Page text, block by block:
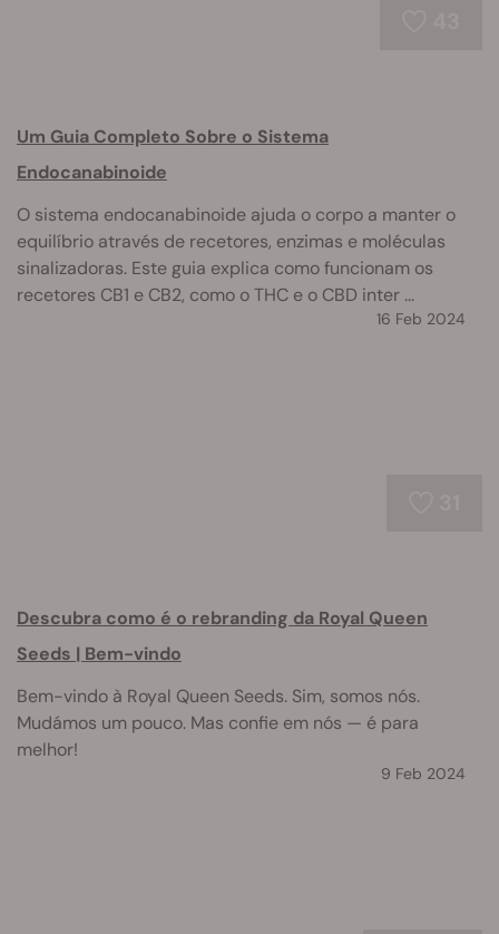
Um Guia Completo Sobre o Sistema
Endocanabinoide
O sistema endocanabinoide ajuda o corpo a manter o
equilíbrio através de recetores, enzimas e moléculas
sinalizadoras. Este guia explica como funcionam os
recetores CB1 e CB2, como o THC e o CBD inter ...
16 Feb 2024
Descubra como é o rebranding da Royal Queen
Seeds | Bem-vindo
Bem-vindo à Royal Queen Seeds. Sim, somos nós.
Mudámos um pouco. Mas confie em nós — é para
melhor!
9 Feb 2024